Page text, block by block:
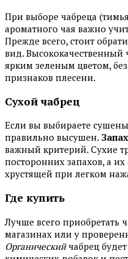
При выборе чабреца
ароматного чая важно
Прежде всего, стоит
вид. Высококачественный
ярким зеленым цветом,
признаков плесени.
Сухой чабрец
Если вы выбираете
правильно высушен. Запах
важный критерий. Сухие
посторонних запахов, а
хрустящей при легком
Где купить
Лучше всего приобретать
магазинах или у
Органическийчабрец будет